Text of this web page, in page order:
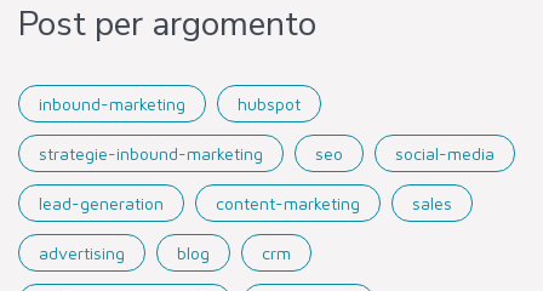
Post per argomento
inbound-marketing hubspot
strategie-inbound-marketing seo social-media
lead-generation content-marketing sales
advertising blog crm